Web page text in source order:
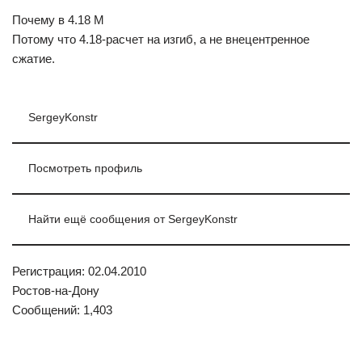
Почему в 4.18 M
Потому что 4.18-расчет на изгиб, а не внецентренное
сжатие.
SergeyKonstr
Посмотреть профиль
Найти ещё сообщения от SergeyKonstr
Регистрация: 02.04.2010
Ростов-на-Дону
Сообщений: 1,403